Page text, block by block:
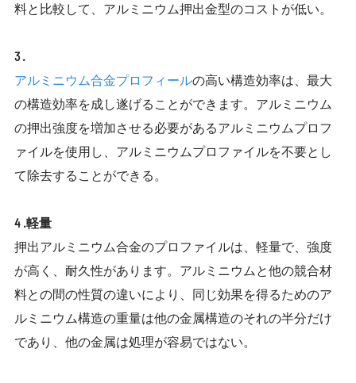
料と比較して、アルミニウム押出金型のコストが低い。
3 .
アルミニウム合金プロフィールの高い構造効率は、最大
の構造効率を成し遂げることができます。アルミニウム
の押出強度を増加させる必要があるアルミニウムプロフ
ァイルを使用し、アルミニウムプロファイルを不要とし
て除去することができる。
4 .軽量
押出アルミニウム合金のプロファイルは、軽量で、強度
が高く、耐久性があります。アルミニウムと他の競合材
料との間の性質の違いにより、同じ効果を得るためのア
ルミニウム構造の重量は他の金属構造のそれの半分だけ
であり、他の金属は処理が容易ではない。